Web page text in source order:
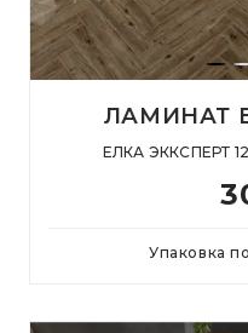
ЛАМИНАТ
ЕЛКА ЭККСПЕРТ 12
Упаковка